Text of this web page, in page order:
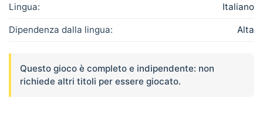
Lingua: Italiano
Dipendenza dalla lingua: Alta
Questo gioco è completo e indipendente: non
richiede altri titoli per essere giocato.